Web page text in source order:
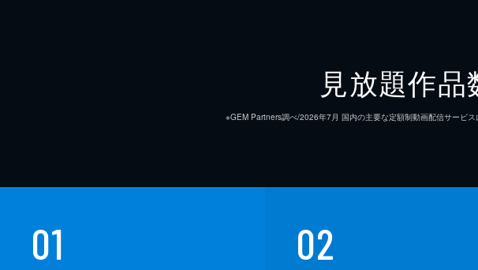
見放題作品
※GEM Partners調べ/2026年7⽉ 国内の主要な定額制動画配信サービ
01 02